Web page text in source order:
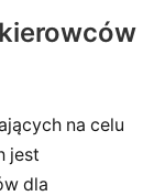
na celu
jest
dla